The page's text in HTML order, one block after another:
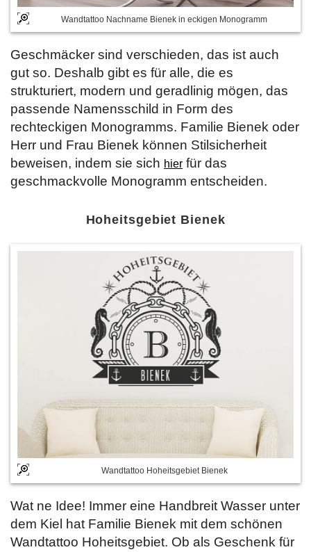
Wandtattoo Nachname Bienek in eckigen Monogramm
Geschmäcker sind verschieden, das ist auch
gut so. Deshalb gibt es für alle, die es
strukturiert, modern und geradlinig mögen, das
passende Namensschild in Form des
rechteckigen Monogramms. Familie Bienek oder
Herr und Frau Bienek können Stilsicherheit
beweisen, indem sie sich hier für das
geschmackvolle Monogramm entscheiden.
Hoheitsgebiet Bienek
Wandtattoo Hoheitsgebiet Bienek
Wat ne Idee! Immer eine Handbreit Wasser unter
dem Kiel hat Familie Bienek mit dem schönen
Wandtattoo Hoheitsgebiet. Ob als Geschenk für